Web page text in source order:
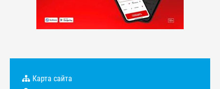
Карта сайта